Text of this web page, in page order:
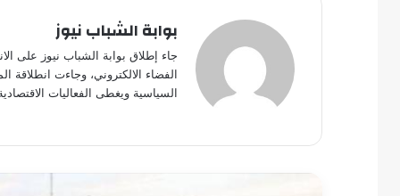
بوابة الشباب نيوز
جاء إطلاق بوابة الشباب نيوز على
الفضاء الالكتروني، وجاءت
السياسية ويغطى الفعاليات